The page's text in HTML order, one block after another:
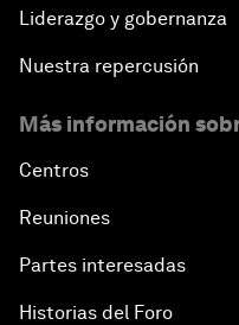
Liderazgo y gobernanza
Nuestra repercusión
Más información
Centros
Reuniones
Partes interesadas
Historias del Foro